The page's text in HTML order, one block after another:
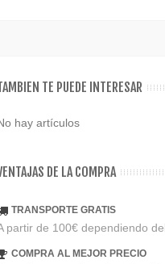
TE PUEDE INTERESAR
hay artículos
DE LA COMPRA
TRANSPORTE GRATIS
partir de 100€ dependiendo
COMPRA AL MEJOR PRECIO